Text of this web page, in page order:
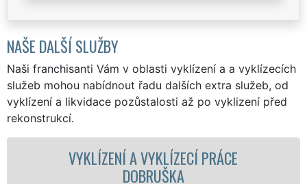
NAŠE DALŠÍ SLUŽBY
Naši franchisanti Vám v oblasti vyklízení a a vyklízecích
služeb mohou nabídnout řadu dalších extra služeb, od
vyklízení a likvidace pozůstalosti až po vyklizení před
rekonstrukcí.
VYKLÍZENÍ A VYKLÍZECÍ PRÁCE
DOBRUŠKA